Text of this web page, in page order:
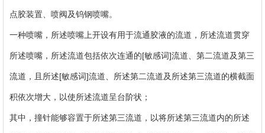
点胶装置、喷阀及钨钢喷嘴。
一种喷嘴，所述喷嘴上开设有用于流通胶液的流道，所述流道贯穿
所述喷嘴，所述流道包括依次连通的[敏感词]流道、第二流道及第三
流道，且所述[敏感词]流道、所述第二流道及所述第三流道的横截面
积依次增大，以使所述流道呈台阶状；
其中，撞针能够容置于所述第三流道，以将所述第三流道内的所述